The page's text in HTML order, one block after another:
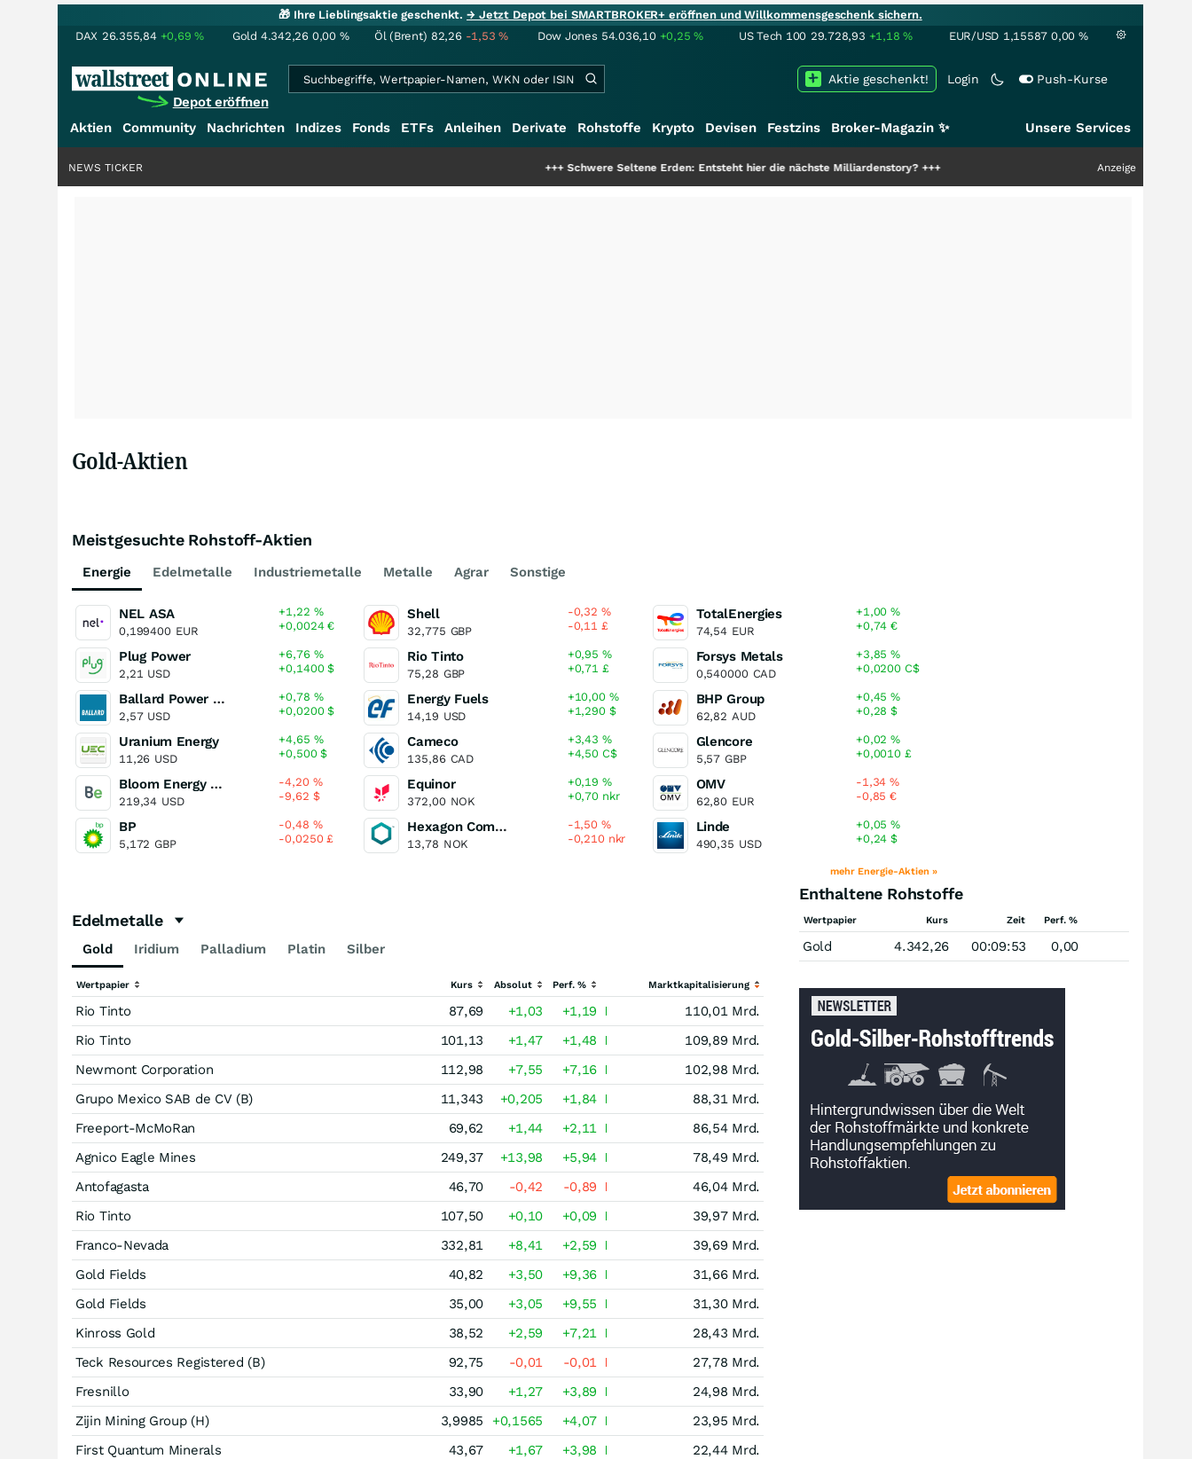
🎁 Ihre Lieblingsaktie geschenkt.→ Jetzt Depot bei SMARTBROKER+ eröffnen und Willkommensgeschenk sichern.
DAX 26.355,84 +0,69% Gold 4.342,26 0,00 % Öl (Brent) 82,26 -1,53% Dow Jones 54.036,10 +0,25% US Tech 100 29.728,93 +1,18% EUR/USD 1,15587 0,00 %
Depot eröffnen
Login Push-Kurse
Aktie geschenkt!
Aktien Community Nachrichten Indizes Fonds ETFs Anleihen Derivate Rohstoffe Krypto Devisen Festzins Broker-Magazin ✨ Unsere Services
Schwere Seltene Erden: Entsteht hier die nächste Milliardenstory?+++ Anzeige
NEWS TICKER
Gold-Aktien
Meistgesuchte Rohstoff-Aktien
Energie Edelmetalle Industriemetalle Metalle Agrar Sonstige
NEL ASA
0,199400 EUR
+1,22 %
+0,0024€
Plug Power
2,21 USD
+6,76 %
+0,1400$
Ballard Power Systems
2,57 USD
+0,78 %
+0,0200$
Uranium Energy
11,26 USD
+4,65 %
+0,500$
Bloom Energy (A)
219,34 USD
-4,20 %
-9,62 $
BP
5,172 GBP
-0,48 %
-0,0250£
Shell
32,775 GBP
-0,32 %
-0,11 £
Rio Tinto
75,28 GBP
+0,95 %
+0,71 £
Energy Fuels
14,19 USD
+10,00 %
+1,290 $
Cameco
135,86 CAD
+3,43 %
+4,50 C$
Equinor
372,00 NOK
+0,19 %
+0,70 nkr
Hexagon Composites
13,78 NOK
-1,50 %
-0,210 nkr
TotalEnergies
74,54 EUR
+1,00%
+0,74€
Forsys Metals
0,540000 CAD
+3,85%
+0,0200 C$
BHP Group
62,82 AUD
+0,45%
+0,28$
Glencore
5,57 GBP
+0,02%
+0,0010 £
OMV
62,80 EUR
-1,34%
-0,85€
Linde
490,35 USD
+0,05%
+0,24$
mehr Energie-Aktien »
Edelmetalle
Gold Iridium Palladium Platin Silber
Wertpapier Kurs Absolut Perf. % Marktkapitalisierung
Rio Tinto 87,69 +1,03 +1,19
110,01 Mrd.
Rio Tinto
101,13 +1,47 +1,48
109,89 Mrd.
Newmont Corporation
112,98 +7,55 +7,16
102,98 Mrd.
Grupo Mexico SAB de CV (B)
11,343 +0,205 +1,84
88,31 Mrd.
Freeport-McMoRan
69,62 +1,44 +2,11
86,54 Mrd.
Agnico Eagle Mines
249,37 +13,98 +5,94
78,49 Mrd.
Antofagasta
46,70 -0,42 -0,89
46,04 Mrd.
Rio Tinto
107,50 +0,10 +0,09
39,97 Mrd.
Franco-Nevada
332,81 +8,41 +2,59
39,69 Mrd.
Gold Fields
40,82 +3,50 +9,36
31,66 Mrd.
Gold Fields
35,00 +3,05 +9,55
31,30 Mrd.
Kinross Gold
38,52 +2,59 +7,21
28,43 Mrd.
Teck Resources Registered (B)
92,75 -0,01 -0,01
27,78 Mrd.
Fresnillo
33,90 +1,27 +3,89
24,98 Mrd.
Zijin Mining Group (H)
3,9985 +0,1565 +4,07
23,95 Mrd.
First Quantum Minerals
43,67 +1,67 +3,98
22,44 Mrd.
Enthaltene Rohstoffe
Wertpapier Kurs Zeit Perf. %
Gold 4.342,26 00:09:53 0,00